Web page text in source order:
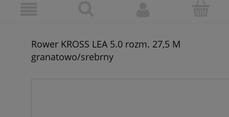
Rower KROSS LEA 5.0 rozm. 27,5 M
granatowo/srebrny